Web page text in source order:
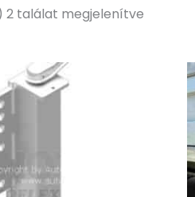
2 találat megjelenítve